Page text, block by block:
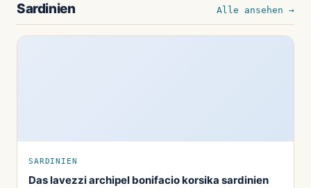
Sardinien Alle ansehen →
SARDINIEN
Das lavezzi archipel bonifacio korsika sardinien